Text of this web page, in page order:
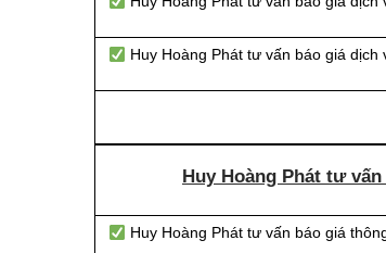
Huy Hoàng Phát tư vấn báo giá
Huy Hoàng Phát tư
Huy Hoàng Phát tư vấn báo giá